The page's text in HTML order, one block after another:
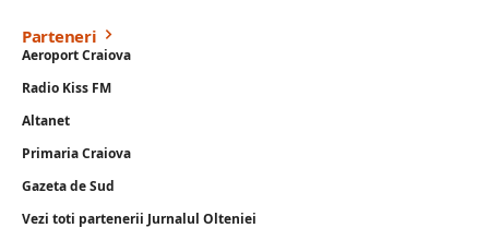
Parteneri
Aeroport Craiova
Radio Kiss FM
Altanet
Primaria Craiova
Gazeta de Sud
Vezi toti partenerii Jurnalul Olteniei